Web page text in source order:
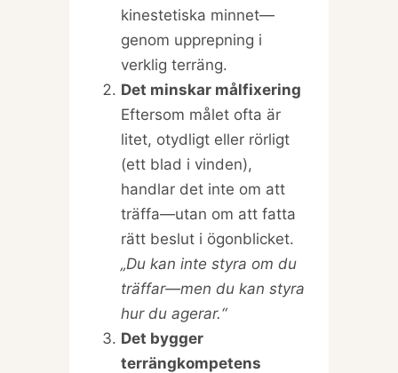
kinestetiska minnet—
genom upprepning i
verklig terräng.
Det minskar målfixering
Eftersom målet ofta är
litet, otydligt eller rörligt
(ett blad i vinden),
handlar det inte om att
träffa—utan om att fatta
rätt beslut i ögonblicket.
„Du kan inte styra om du
träffar—men du kan styra
hur du agerar.“
Det bygger
terrängkompetens